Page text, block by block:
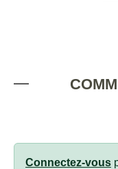
Connectez-vous